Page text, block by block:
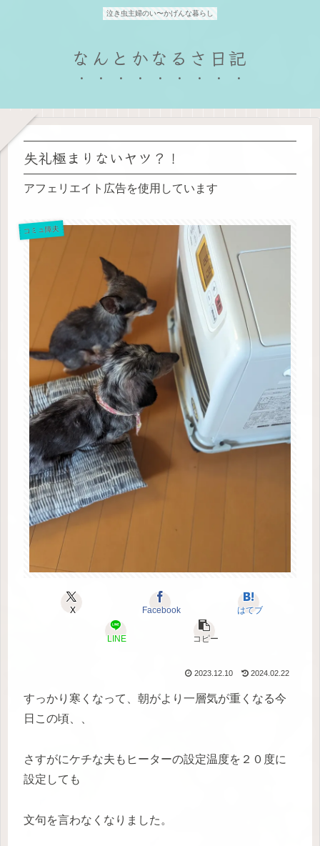
泣き虫主婦のい〜かげんな暮らし
なんとかなるさ日記
失礼極まりないヤツ？！
アフェリエイト広告を使用しています
コミュ障夫
X Facebook はてブ
LINE コピー
2023.12.10 2024.02.22
すっかり寒くなって、朝がより一層気が重くなる今
日この頃、、
さすがにケチな夫もヒーターの設定温度を２０度に
設定しても
文句を言わなくなりました。